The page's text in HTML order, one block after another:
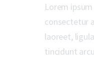
Lorem
consectetur
laoreet,
tincidunt